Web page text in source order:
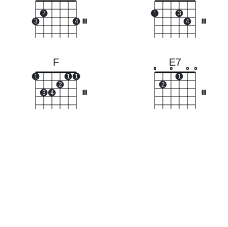
3
2
4
1
3
4
F
1
3 4
2
1 1
E7
o
2
o
1
o o